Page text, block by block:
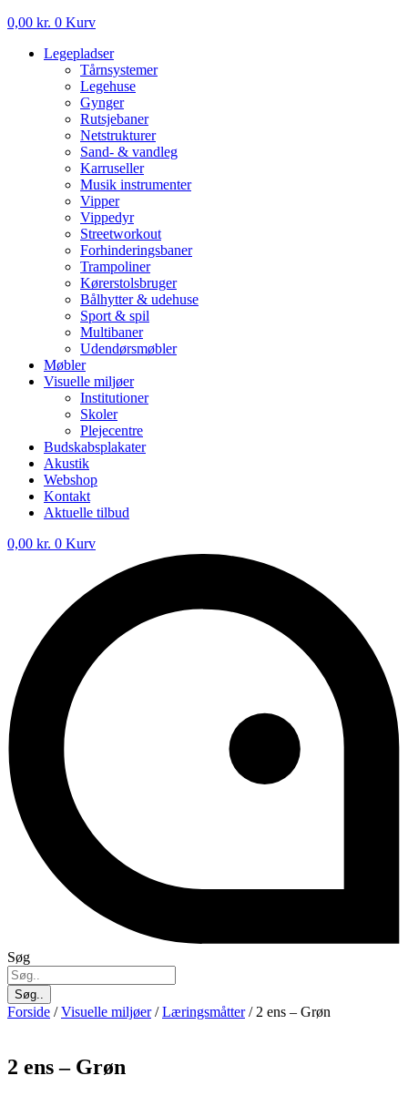
0,00 kr. 0 Kurv
Legepladser
Tårnsystemer
Legehuse
Gynger
Rutsjebaner
Netstrukturer
Sand- & vandleg
Karruseller
Musik instrumenter
Vipper
Vippedyr
Streetworkout
Forhinderingsbaner
Trampoliner
Kørerstolsbruger
Bålhytter & udehuse
Sport & spil
Multibaner
Udendørsmøbler
Møbler
Visuelle miljøer
Institutioner
Skoler
Plejecentre
Budskabsplakater
Akustik
Webshop
Kontakt
Aktuelle tilbud
0,00 kr. 0 Kurv
Søg
Søg..
Forside /Visuelle miljøer/Læringsmåtter/ 2 ens – Grøn
2 ens – Grøn